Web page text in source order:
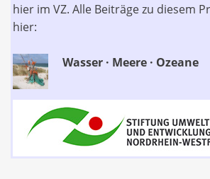
hier im VZ. Alle Beiträge zu diesem
hier:
Wasser · Meere · Ozeane